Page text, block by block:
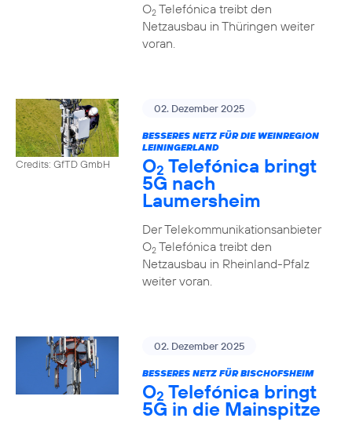
O2Telefónica treibt den
Netzausbau in Thüringen weiter
voran.
Credits: GfTD GmbH
02. Dezember 2025
BESSERES NETZ FÜR DIE WEINREGION
LEININGERLAND
O2 Telefónica bringt
5G nach
Laumersheim
Der Telekommunikationsanbieter
O2Telefónica treibt den
Netzausbau in Rheinland-Pfalz
weiter voran.
02. Dezember 2025
BESSERES NETZ FÜR BISCHOFSHEIM
O2 Telefónica bringt
5G in die Mainspitze